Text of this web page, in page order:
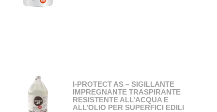
I-PROTECT AS – SIGILLANTE
IMPREGNANTE TRASPIRANTE
RESISTENTE ALL’ACQUA E
ALL’OLIO PER SUPERFICI EDILI